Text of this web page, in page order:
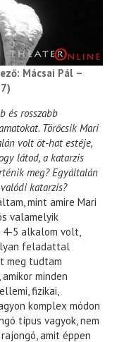
Mácsai Pál –
és rosszabb
Törőcsik Mari
volt öt-hat estéje,
látod, a katarzis
meg? Egyáltalán
katarzis?
mint amire Mari
valamelyik
5 alkalom volt,
feladattal
meg tudtam
minden
fizikai,
komplex módon
típus vagyok, nem
amit éppen